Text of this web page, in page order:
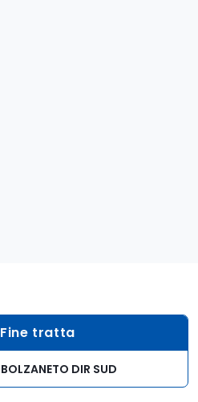
Fine tratta
BOLZANETO DIR SUD